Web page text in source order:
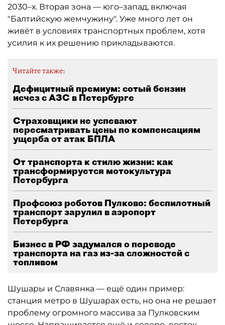
2030–х. Вторая зона — юго–запад, включая
"Балтийскую жемчужину". Уже много лет он
живёт в условиях транспортных проблем, хотя
усилия к их решению прикладываются.
Читайте также:
Дефицитный премиум: сотый бензин
исчез с АЗС в Петербурге
Страховщики не успевают
пересматривать цены по компенсациям
ущерба от атак БПЛА
От транспорта к стилю жизни: как
трансформируется мотокультура
Петербурга
Профсоюз роботов Пулково: беспилотный
транспорт зарулил в аэропорт
Петербурга
Бизнес в РФ задумался о переводе
транспорта на газ из-за сложностей с
топливом
Шушары и Славянка — ещё один пример:
станция метро в Шушарах есть, но она не решает
проблему огромного массива за Пулковским